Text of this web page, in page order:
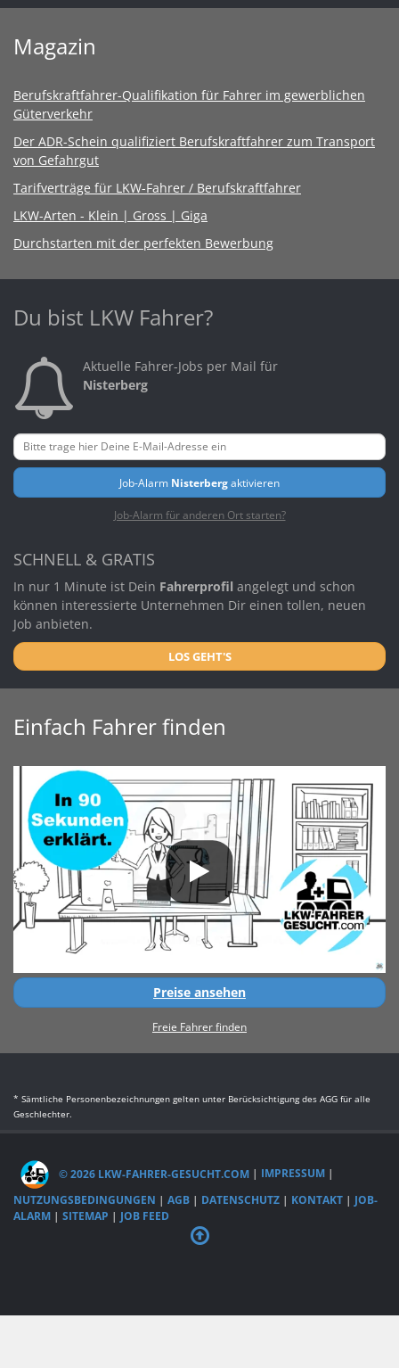
Magazin
Berufskraftfahrer-Qualifikation für Fahrer im gewerblichen
Güterverkehr
Der ADR-Schein qualifiziert Berufskraftfahrer zum Transport
von Gefahrgut
Tarifverträge für LKW-Fahrer / Berufskraftfahrer
LKW-Arten - Klein | Gross | Giga
Durchstarten mit der perfekten Bewerbung
Du bist LKW Fahrer?
Aktuelle Fahrer-Jobs per Mail für
Nisterberg
Job-Alarm Nisterbergaktivieren
Job-Alarm für anderen Ort starten?
SCHNELL & GRATIS
In nur 1 Minute ist Dein Fahrerprofil angelegt und schon
können interessierte Unternehmen Dir einen tollen, neuen
Job anbieten.
LOS GEHT'S
Einfach Fahrer finden
Preise ansehen
Freie Fahrer finden
* Sämtliche Personenbezeichnungen gelten unter Berücksichtigung des AGG für alle
Geschlechter.
© 2026 LKW-FAHRER-GESUCHT.COM | IMPRESSUM |
NUTZUNGSBEDINGUNGEN | AGB | DATENSCHUTZ | KONTAKT | JOB-
ALARM | SITEMAP | JOB FEED